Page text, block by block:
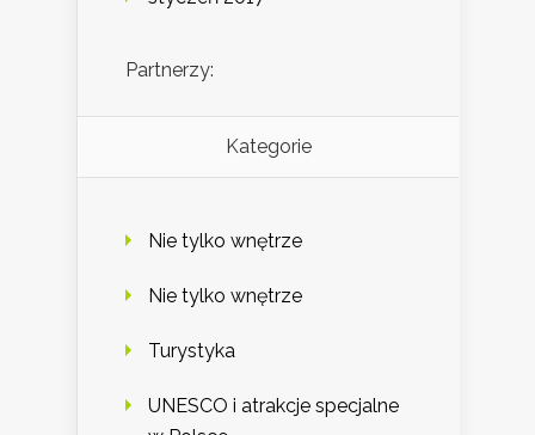
Partnerzy:
Kategorie
Nie tylko wnętrze
Nie tylko wnętrze
Turystyka
UNESCO i atrakcje specjalne